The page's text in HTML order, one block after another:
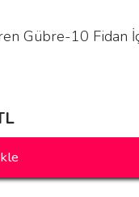
Gübre-10 Fidan